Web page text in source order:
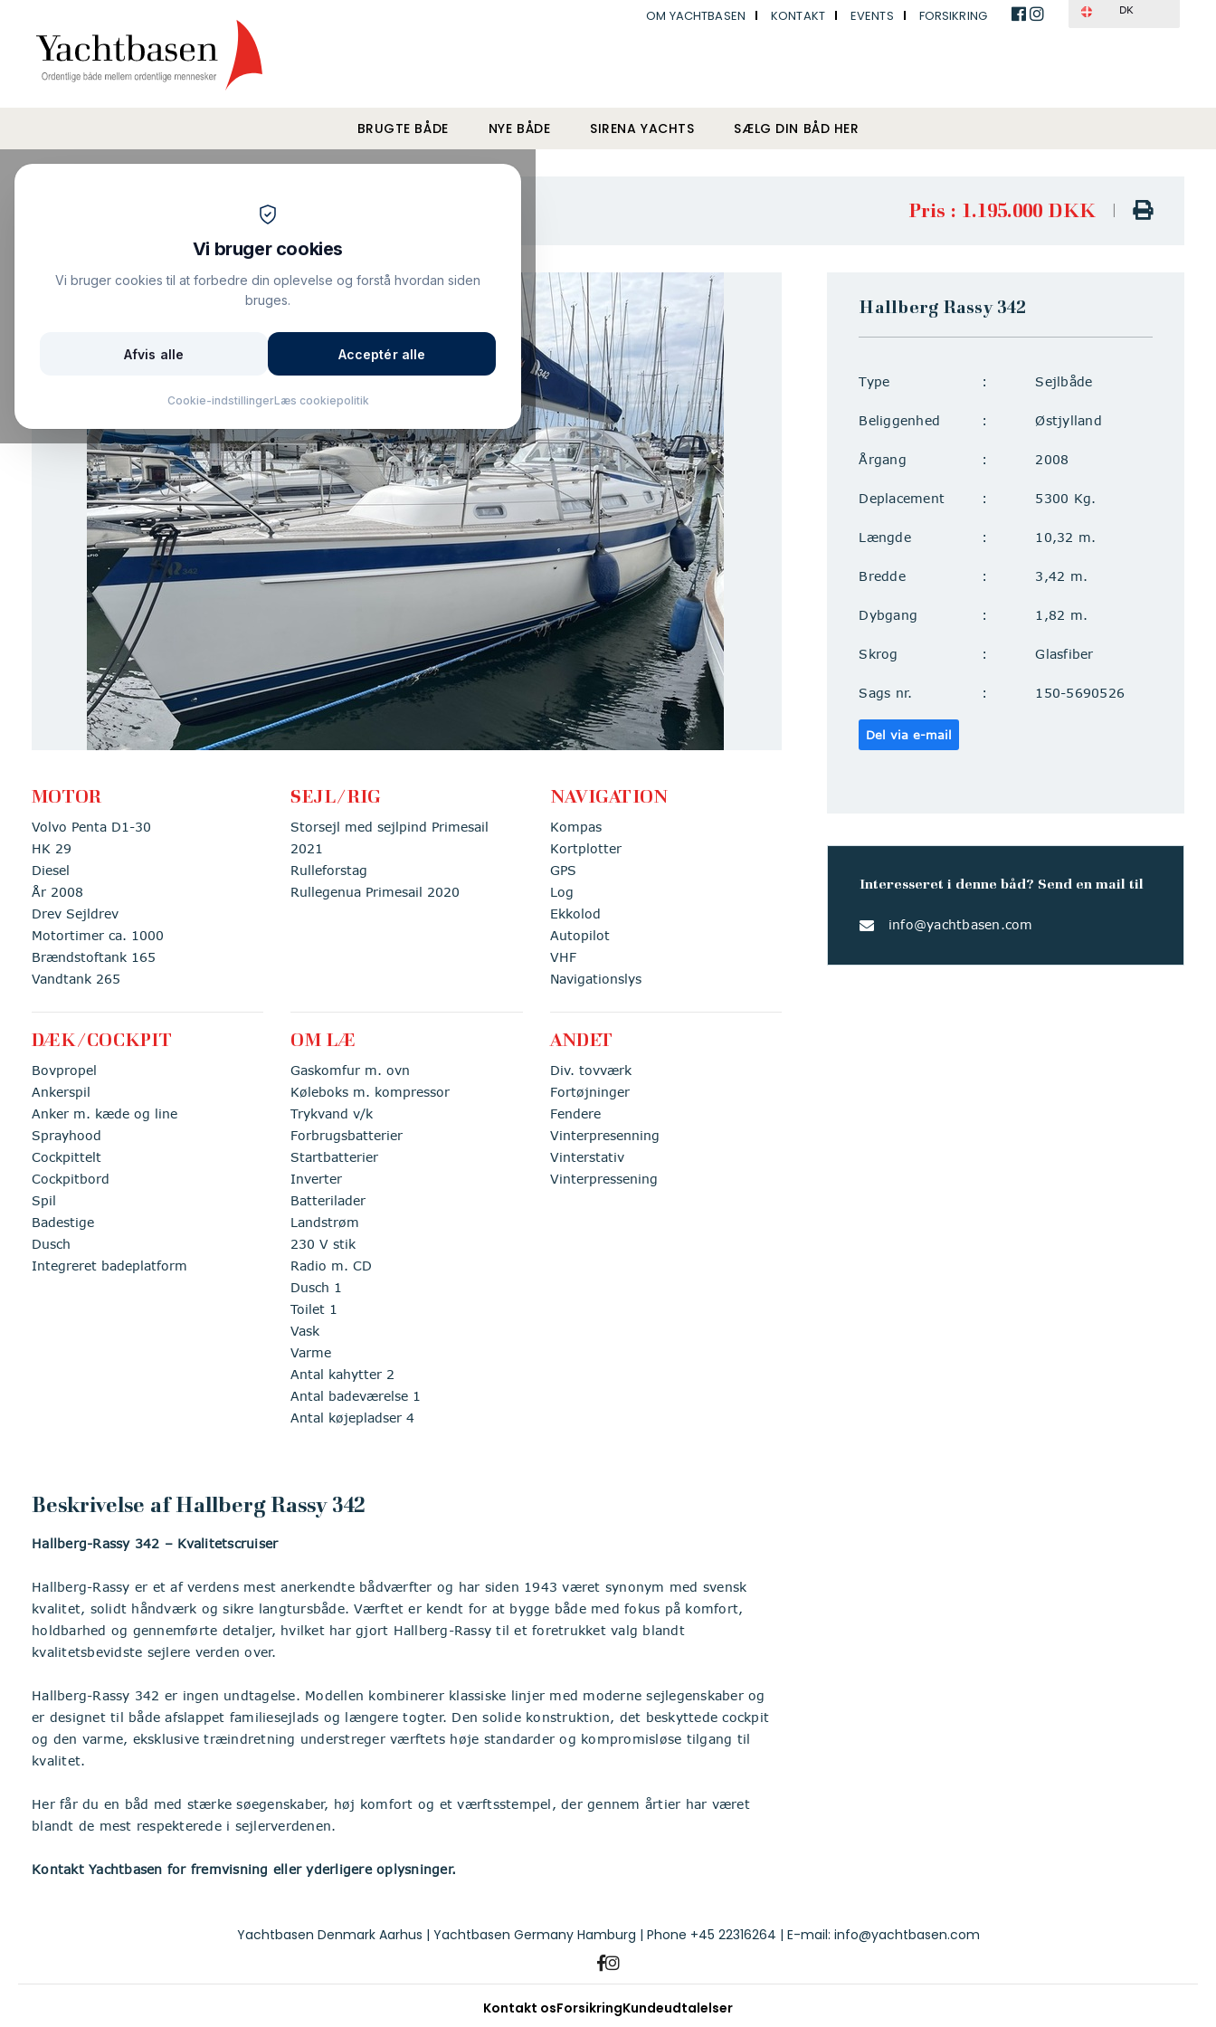
OM YACHTBASEN KONTAKT EVENTS FORSIKRING DK
BRUGTE BÅDE NYE BÅDE SIRENA YACHTS SÆLG DIN BÅD HER
Hallberg Rassy 342 Pris : 1.195.000 DKK |
Vis alle billeder
MOTOR
Volvo Penta D1-30
HK 29
Diesel
År 2008
Drev Sejldrev
Motortimer ca. 1000
Brændstoftank 165
Vandtank 265
SEJL/RIG
Storsejl med sejlpind Primesail
2021
Rulleforstag
Rullegenua Primesail 2020
NAVIGATION
Kompas
Kortplotter
GPS
Log
Ekkolod
Autopilot
VHF
Navigationslys
DÆK/COCKPIT
Bovpropel
Ankerspil
Anker m. kæde og line
Sprayhood
Cockpittelt
Cockpitbord
Spil
Badestige
Dusch
Integreret badeplatform
OM LÆ
Gaskomfur m. ovn
Køleboks m. kompressor
Trykvand v/k
Forbrugsbatterier
Startbatterier
Inverter
Batterilader
Landstrøm
230 V stik
Radio m. CD
Dusch 1
Toilet 1
Vask
Varme
Antal kahytter 2
Antal badeværelse 1
Antal køjepladser 4
ANDET
Div. tovværk
Fortøjninger
Fendere
Vinterpresenning
Vinterstativ
Vinterpressening
Beskrivelse af Hallberg Rassy 342
Hallberg-Rassy 342 – Kvalitetscruiser
Hallberg-Rassy er et af verdens mest anerkendte bådværfter og har siden 1943 været synonym med svensk
kvalitet, solidt håndværk og sikre langtursbåde. Værftet er kendt for at bygge både med fokus på komfort,
holdbarhed og gennemførte detaljer, hvilket har gjort Hallberg-Rassy til et foretrukket valg blandt
kvalitetsbevidste sejlere verden over.
Hallberg-Rassy 342 er ingen undtagelse. Modellen kombinerer klassiske linjer med moderne sejlegenskaber og
er designet til både afslappet familiesejlads og længere togter. Den solide konstruktion, det beskyttede cockpit
og den varme, eksklusive træindretning understreger værftets høje standarder og kompromisløse tilgang til
kvalitet.
Her får du en båd med stærke søegenskaber, høj komfort og et værftsstempel, der gennem årtier har været
blandt de mest respekterede i sejlerverdenen.
Kontakt Yachtbasen for fremvisning eller yderligere oplysninger.
Hallberg Rassy 342
Type Sejlbåde
Beliggenhed Østjylland
Årgang 2008
Deplacement 5300 Kg.
Længde 10,32 m.
Bredde 3,42 m.
Dybgang 1,82 m.
Skrog Glasfiber
Sags nr. 150-5690526
Del via e-mail
Interesseret i denne båd? Send en mail til
info@yachtbasen.com
Yachtbasen Denmark Aarhus | Yachtbasen Germany Hamburg | Phone +45 22316264 | E-mail: info@yachtbasen.com
Kontakt osForsikringKundeudtalelser